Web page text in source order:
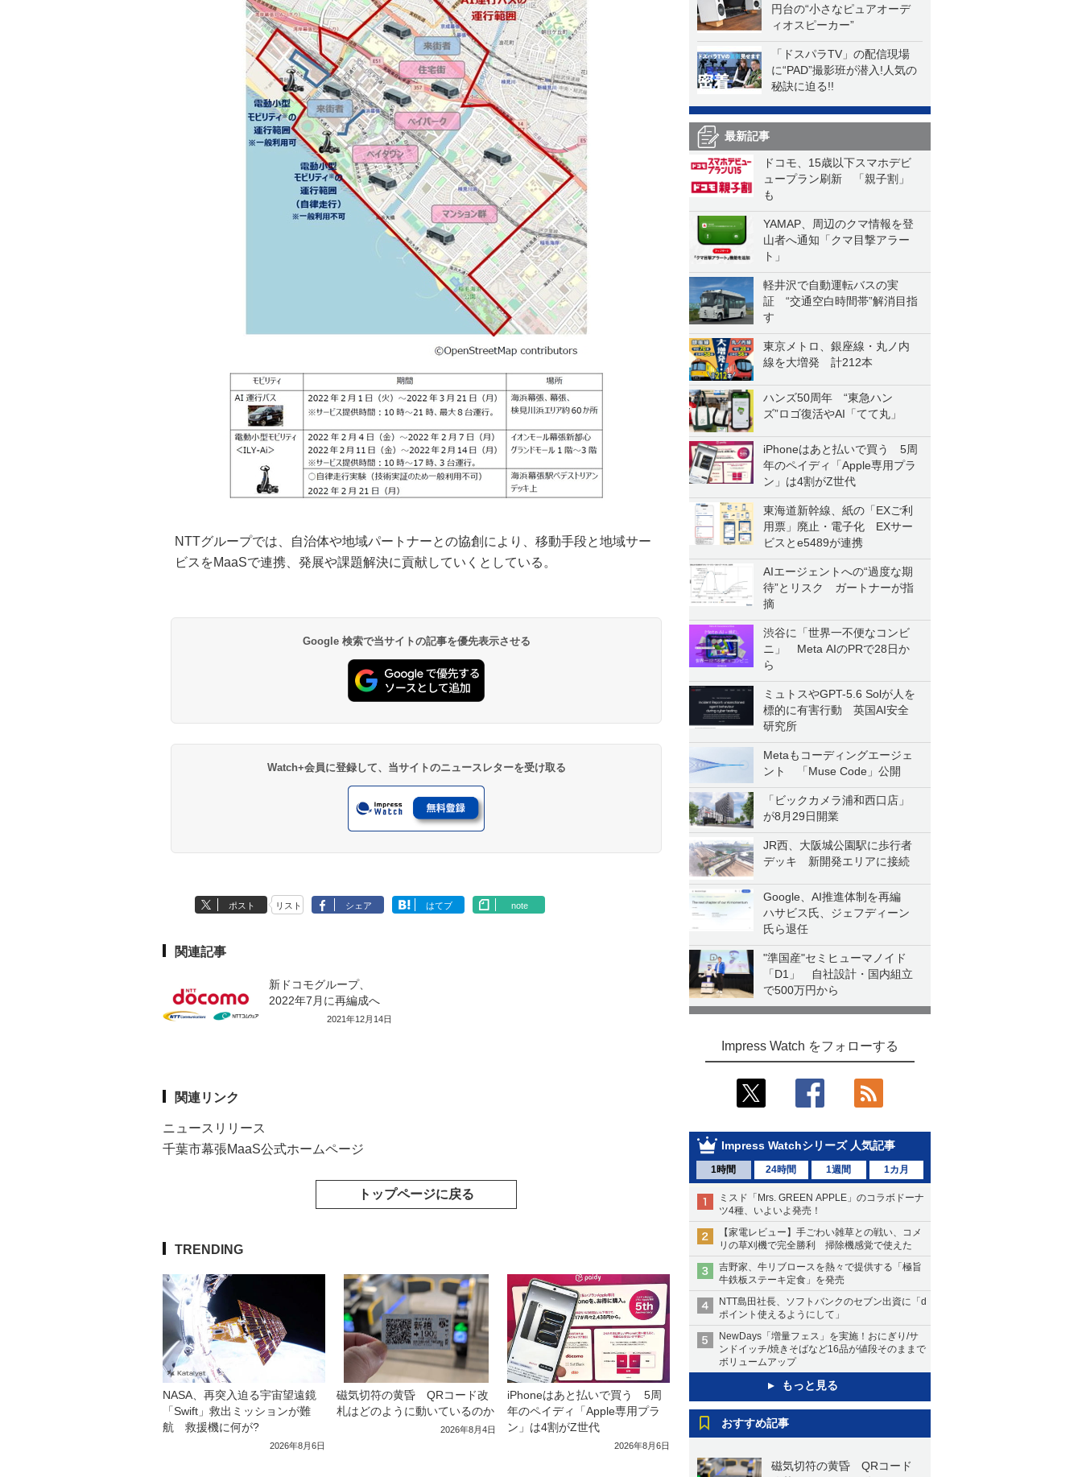
円台の“小さなピュアオーデ
ィオスピーカー”
「ドスパラTV」の配信現場
に“PAD”撮影班が潜入!人気の
秘訣に迫る!!
最新記事
ドコモ、15歳以下スマホデビ
ュープラン刷新 「親子割」
も
YAMAP、周辺のクマ情報を登
山者へ通知「クマ目撃アラー
ト」
軽井沢で自動運転バスの実
証 “交通空白時間帯”解消目指
す
東京メトロ、銀座線・丸ノ内
線を大増発 計212本
ハンズ50周年 “東急ハン
ズ”ロゴ復活やAI「てて丸」
iPhoneはあと払いで買う 5周
年のペイディ「Apple専用プラ
ン」は4割がZ世代
東海道新幹線、紙の「EXご利
用票」廃止・電子化 EXサー
ビスとe5489が連携
AIエージェントへの“過度な期
待”とリスク ガートナーが指
摘
渋谷に「世界一不便なコンビ
ニ」 Meta AIのPRで28日か
ら
ミュトスやGPT-5.6 Solが人を
標的に有害行動 英国AI安全
研究所
Metaもコーディングエージェ
ント 「Muse Code」公開
「ビックカメラ浦和西口店」
が8月29日開業
JR西、大阪城公園駅に歩行者
デッキ 新開発エリアに接続
Google、AI推進体制を再編
ハサビス氏、ジェフディーン
氏ら退任
"準国産"セミヒューマノイド
「D1」 自社設計・国内組立
で500万円から
Impress Watch をフォローする
Impress Watchシリーズ 人気記事
1時間 24時間 1週間 1カ月
ミスド「Mrs. GREEN APPLE」のコラボドーナ
ツ4種、いよいよ発売！
【家電レビュー】手ごわい雑草との戦い、コメ
リの草刈機で完全勝利 掃除機感覚で使えた
吉野家、牛リブロースを熱々で提供する「極旨
牛鉄板ステーキ定食」を発売
NTT島田社長、ソフトバンクのセブン出資に「d
ポイント使えるようにして」
NewDays「増量フェス」を実施！おにぎり/サ
ンドイッチ/焼きそばなど16品が値段そのままで
ボリュームアップ
もっと見る
おすすめ記事
磁気切符の黄昏 QRコード
NTTグループでは、自治体や地域パートナーとの協創により、移動手段と地域サー
ビスをMaaSで連携、発展や課題解決に貢献していくとしている。
Google 検索で当サイトの記事を優先表示させる
Watch+会員に登録して、当サイトのニュースレターを受け取る
ポスト リスト シェア はてブ note
関連記事
新ドコモグループ、
2022年7月に再編成へ
2021年12月14日
関連リンク
ニュースリリース
千葉市幕張MaaS公式ホームページ
トップページに戻る
TRENDING
NASA、再突入迫る宇宙望遠鏡
「Swift」救出ミッションが難
航 救援機に何が?
2026年8月6日
磁気切符の黄昏 QRコード改
札はどのように動いているのか
2026年8月4日
iPhoneはあと払いで買う 5周
年のペイディ「Apple専用プラ
ン」は4割がZ世代
2026年8月6日